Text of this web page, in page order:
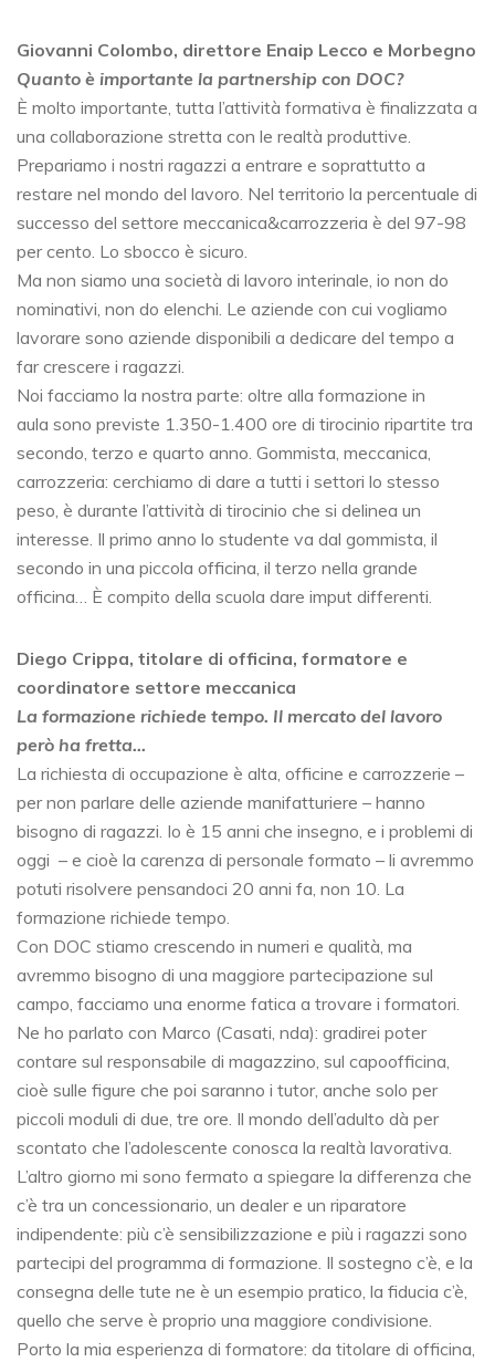
Giovanni Colombo, direttore Enaip Lecco e Morbegno
Quanto è importante la partnership con DOC?
È molto importante, tutta l’attività formativa è finalizzata a
una collaborazione stretta con le realtà produttive.
Prepariamo i nostri ragazzi a entrare e soprattutto a
restare nel mondo del lavoro. Nel territorio la percentuale di
successo del settore meccanica&carrozzeria è del 97-98
per cento. Lo sbocco è sicuro.
Ma non siamo una società di lavoro interinale, io non do
nominativi, non do elenchi. Le aziende con cui vogliamo
lavorare sono aziende disponibili a dedicare del tempo a
far crescere i ragazzi.
Noi facciamo la nostra parte: oltre alla formazione in
aula sono previste 1.350-1.400 ore di tirocinio ripartite tra
secondo, terzo e quarto anno. Gommista, meccanica,
carrozzeria: cerchiamo di dare a tutti i settori lo stesso
peso, è durante l’attività di tirocinio che si delinea un
interesse. Il primo anno lo studente va dal gommista, il
secondo in una piccola officina, il terzo nella grande
officina… È compito della scuola dare imput differenti.
Diego Crippa, titolare di officina, formatore e
coordinatore settore meccanica
La formazione richiede tempo. Il mercato del lavoro
però ha fretta…
La richiesta di occupazione è alta, officine e carrozzerie –
per non parlare delle aziende manifatturiere – hanno
bisogno di ragazzi. Io è 15 anni che insegno, e i problemi di
oggi – e cioè la carenza di personale formato – li avremmo
potuti risolvere pensandoci 20 anni fa, non 10. La
formazione richiede tempo.
Con DOC stiamo crescendo in numeri e qualità, ma
avremmo bisogno di una maggiore partecipazione sul
campo, facciamo una enorme fatica a trovare i formatori.
Ne ho parlato con Marco (Casati, nda): gradirei poter
contare sul responsabile di magazzino, sul capoofficina,
cioè sulle figure che poi saranno i tutor, anche solo per
piccoli moduli di due, tre ore. Il mondo dell’adulto dà per
scontato che l’adolescente conosca la realtà lavorativa.
L’altro giorno mi sono fermato a spiegare la differenza che
c’è tra un concessionario, un dealer e un riparatore
indipendente: più c’è sensibilizzazione e più i ragazzi sono
partecipi del programma di formazione. Il sostegno c’è, e la
consegna delle tute ne è un esempio pratico, la fiducia c’è,
quello che serve è proprio una maggiore condivisione.
Porto la mia esperienza di formatore: da titolare di officina,